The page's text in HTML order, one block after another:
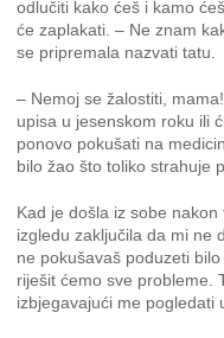
odlučiti kako ćeš i kamo
će zaplakati. – Ne znam
se pripremala nazvati tatu.
– Nemoj se žalostiti,
upisa u jesenskom roku ili
ponovo pokušati na
bilo žao što toliko strahuje
Kad je došla iz sobe
izgledu zaključila da mi ne
ne pokušavaš poduzeti
riješit ćemo sve probleme.
izbjegavajući me pogledati